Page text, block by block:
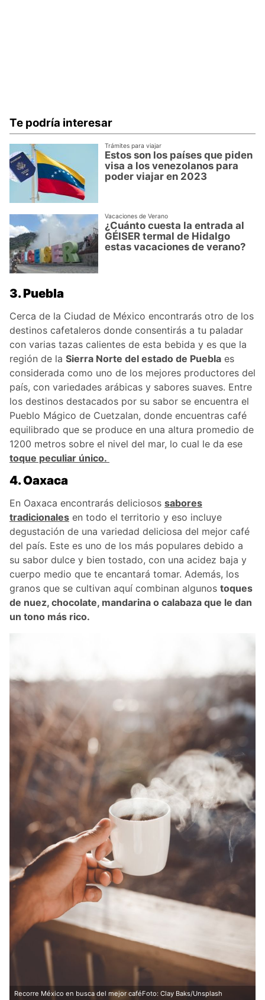
Te podría interesar
Trámites para viajar
Estos son los países que piden
visa a los venezolanos para
poder viajar en 2023
Vacaciones de Verano
¿Cuánto cuesta la entrada al
GÉISER termal de Hidalgo
estas vacaciones de verano?
3. Puebla
Cerca de la Ciudad de México encontrarás otro de los
destinos cafetaleros donde consentirás a tu paladar
con varias tazas calientes de esta bebida y es que la
región de la Sierra Norte del estado de Puebla es
considerada como uno de los mejores productores del
país, con variedades arábicas y sabores suaves. Entre
los destinos destacados por su sabor se encuentra el
Pueblo Mágico de Cuetzalan, donde encuentras café
equilibrado que se produce en una altura promedio de
1200 metros sobre el nivel del mar, lo cual le da ese
toque peculiar único.
4. Oaxaca
En Oaxaca encontrarás deliciosos sabores
tradicionales en todo el territorio y eso incluye
degustación de una variedad deliciosa del mejor café
del país. Este es uno de los más populares debido a
su sabor dulce y bien tostado, con una acidez baja y
cuerpo medio que te encantará tomar. Además, los
granos que se cultivan aquí combinan algunos toques
de nuez, chocolate, mandarina o calabaza que le dan
un tono más rico.
Recorre México en busca del mejor caféFoto: Clay Baks/Unsplash